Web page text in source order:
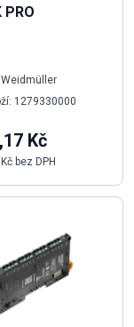
PRO
1279330000
Kč
bez DPH